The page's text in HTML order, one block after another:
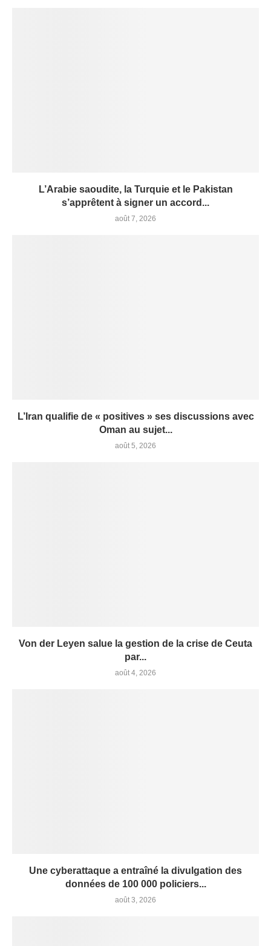
L’Arabie saoudite, la Turquie et le Pakistan
s’apprêtent à signer un accord...
août 7, 2026
L’Iran qualifie de « positives » ses discussions avec
Oman au sujet...
août 5, 2026
Von der Leyen salue la gestion de la crise de Ceuta
par...
août 4, 2026
Une cyberattaque a entraîné la divulgation des
données de 100 000 policiers...
août 3, 2026